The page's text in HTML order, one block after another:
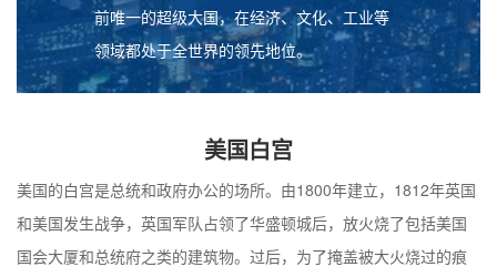
前唯一的超级大国，在经济、文化、工业等
领域都处于全世界的领先地位。
美国白宫
美国的白宫是总统和政府办公的场所。由1800年建立，1812年英国
和美国发生战争，英国军队占领了华盛顿城后，放火烧了包括美国
国会大厦和总统府之类的建筑物。过后，为了掩盖被大火烧过的痕